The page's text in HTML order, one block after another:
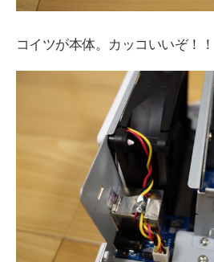
コイツが本体。カッコいいぞ！！